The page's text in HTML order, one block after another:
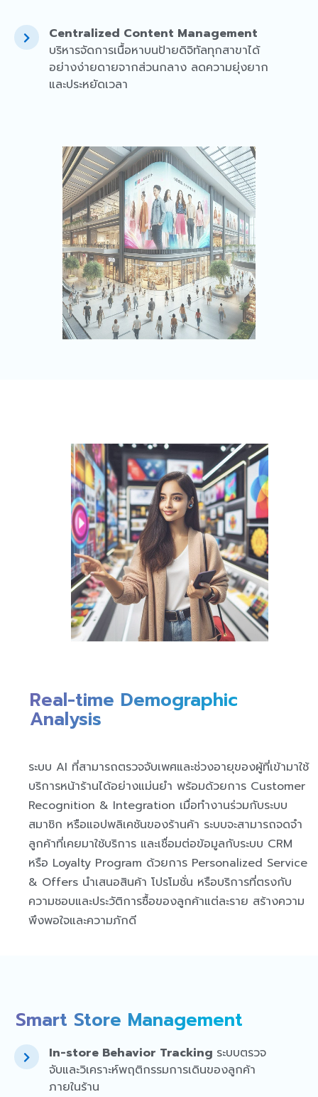
Centralized Content Management
บริหารจัดการเนื้อหาบนป้ายดิจิทัลทุกสาขาได้
อย่างง่ายดายจากส่วนกลาง ลดความยุ่งยาก
และประหยัดเวลา
Real-time Demographic
Analysis
ระบบ AI ที่สามารถตรวจจับเพศและช่วงอายุของผู้ที่เข้ามาใช้
บริการหน้าร้านได้อย่างแม่นยำ พร้อมด้วยการ Customer
Recognition & Integration เมื่อทำงานร่วมกับระบบ
สมาชิก หรือแอปพลิเคชันของร้านค้า ระบบจะสามารถจดจำ
ลูกค้าที่เคยมาใช้บริการ และเชื่อมต่อข้อมูลกับระบบ CRM
หรือ Loyalty Program ด้วยการ Personalized Service
& Offers นำเสนอสินค้า โปรโมชั่น หรือบริการที่ตรงกับ
ความชอบและประวัติการซื้อของลูกค้าแต่ละราย สร้างความ
พึงพอใจและความภักดี
Smart Store Management
In-store Behavior Tracking ระบบตรวจ
จับและวิเคราะห์พฤติกรรมการเดินของลูกค้า
ภายในร้าน